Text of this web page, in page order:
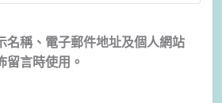
名稱、電子郵件地址及個人網站
留言時使用。